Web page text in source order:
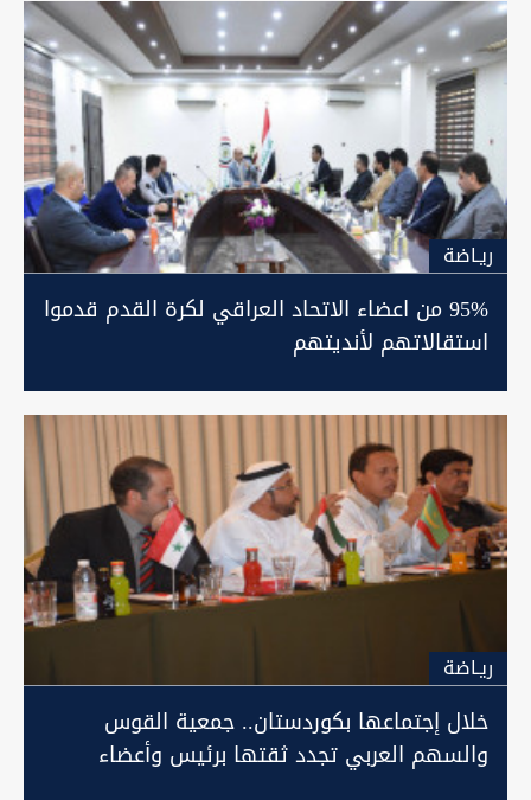
ريـاضة
95% من اعضاء الاتحاد العراقي لكرة القدم قدموا
استقالاتهم لأنديتهم
ريـاضة
خلال إجتماعها بكوردستان.. جمعية القوس
والسهم العربي تجدد ثقتها برئيس وأعضاء